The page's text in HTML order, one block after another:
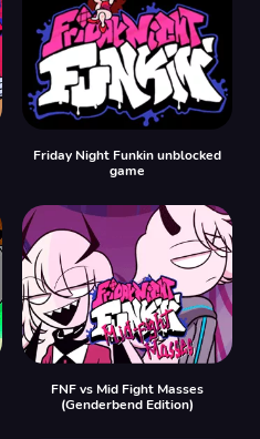
Friday Night Funkin unblocked
game
FNF vs Mid Fight Masses
(Genderbend Edition)